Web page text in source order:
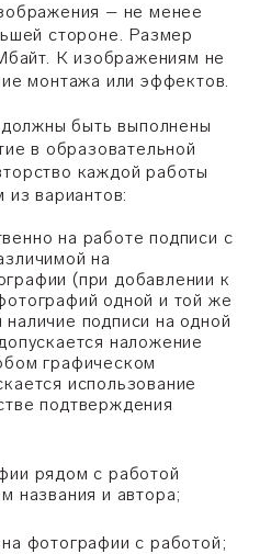
– не менее
стороне. Размер
К изображениям не
монтажа или эффектов.
быть выполнены
в образовательной
каждой работы
вариантов:
на работе подписи с
на
(при добавлении к
одной и той же
подписи на одной
наложение
графическом
использование
подтверждения
рядом с работой
названия и автора;
фотографии с работой;